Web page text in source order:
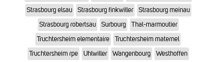
Strasbourg elsau
Strasbourg finkwiller
Strasbourg meinau
Strasbourg robertsau
Surbourg
Thal-marmoutier
Truchtersheim elementaire
Truchtersheim maternel
Truchtersheim rpe
Uhlwiller Wangenbourg
Westhoffen